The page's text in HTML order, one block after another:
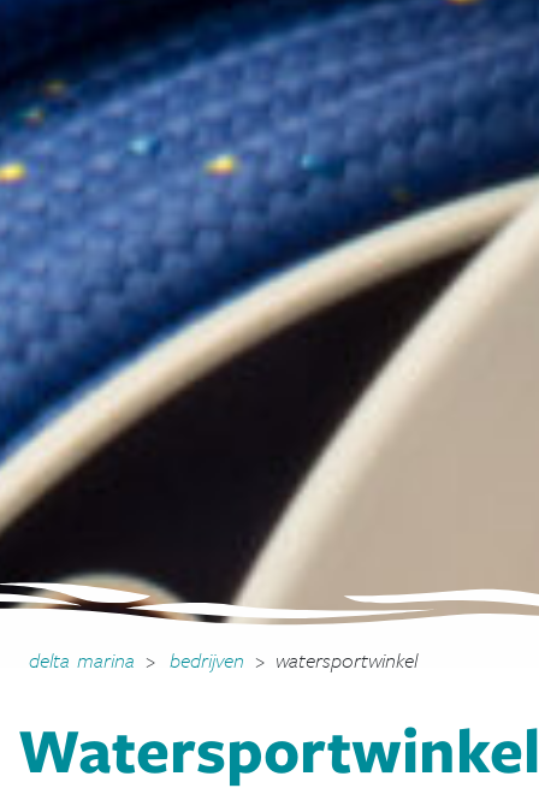
delta marina > bedrijven > watersportwinkel
Watersportwinkel